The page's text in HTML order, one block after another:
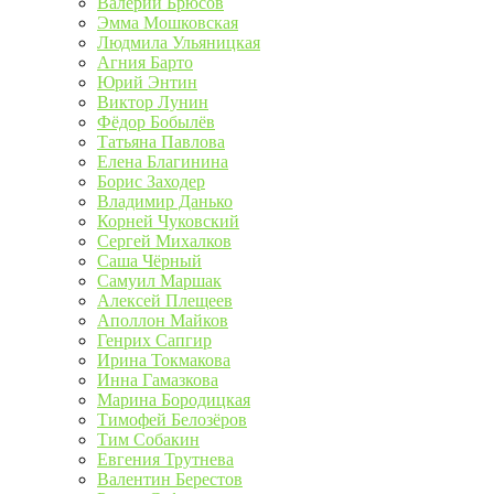
Эмма Мошковская
Людмила Ульяницкая
Агния Барто
Юрий Энтин
Виктор Лунин
Фёдор Бобылёв
Татьяна Павлова
Елена Благинина
Борис Заходер
Владимир Данько
Корней Чуковский
Сергей Михалков
Саша Чёрный
Самуил Маршак
Алексей Плещеев
Аполлон Майков
Генрих Сапгир
Ирина Токмакова
Инна Гамазкова
Марина Бородицкая
Тимофей Белозёров
Тим Собакин
Евгения Трутнева
Валентин Берестов